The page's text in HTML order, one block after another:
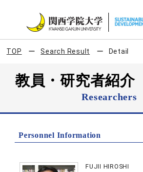
TOP Search Result Detail
教員・研究者紹介
Researchers
Personnel Information
FUJII HIROSHI